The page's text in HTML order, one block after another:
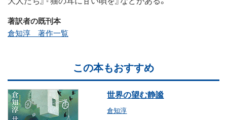
著訳者の既刊本
倉知淳 著作一覧
この本もおすすめ
世界の望む静謐
倉知淳